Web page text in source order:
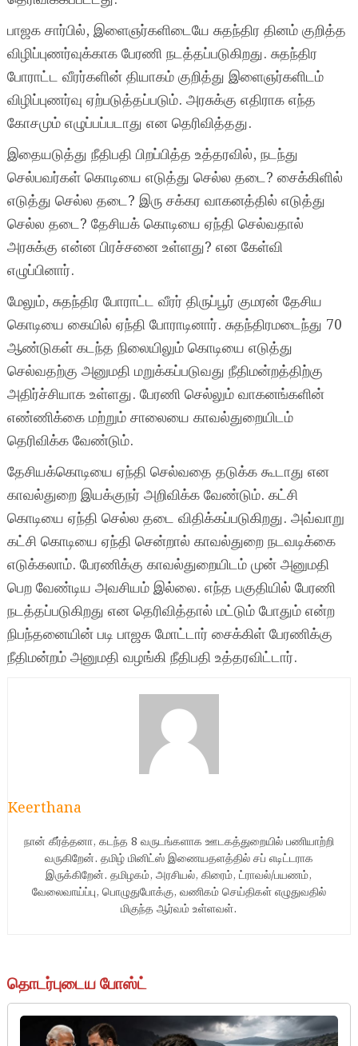
பாஜக சார்பில், இளைஞர்களிடையே சுதந்திர தினம் குறித்த
விழிப்புணர்வுக்காக பேரணி நடத்தப்படுகிறது. சுதந்திர
போராட்ட வீரர்களின் தியாகம் குறித்து இளைஞர்களிடம்
விழிப்புணர்வு ஏற்படுத்தப்படும். அரசுக்கு எதிராக எந்த
கோசமும் எழுப்பப்படாது என தெரிவித்தது.
இதையடுத்து நீதிபதி பிறப்பித்த உத்தரவில், நடந்து
செல்பவர்கள் கொடியை எடுத்து செல்ல தடை? சைக்கிளில்
எடுத்து செல்ல தடை? இரு சக்கர வாகனத்தில் எடுத்து
செல்ல தடை? தேசியக் கொடியை ஏந்தி செல்வதால்
அரசுக்கு என்ன பிரச்சனை உள்ளது? என கேள்வி
எழுப்பினார்.
மேலும், சுதந்திர போராட்ட வீரர் திருப்பூர் குமரன் தேசிய
கொடியை கையில் ஏந்தி போராடினார். சுதந்திரமடைந்து 70
ஆண்டுகள் கடந்த நிலையிலும் கொடியை எடுத்து
செல்வதற்கு அனுமதி மறுக்கப்படுவது நீதிமன்றத்திற்கு
அதிர்ச்சியாக உள்ளது. பேரணி செல்லும் வாகனங்களின்
எண்ணிக்கை மற்றும் சாலையை காவல்துறையிடம்
தெரிவிக்க வேண்டும்.
தேசியக்கொடியை ஏந்தி செல்வதை தடுக்க கூடாது என
காவல்துறை இயக்குநர் அறிவிக்க வேண்டும். கட்சி
கொடியை ஏந்தி செல்ல தடை விதிக்கப்படுகிறது. அவ்வாறு
கட்சி கொடியை ஏந்தி சென்றால் காவல்துறை நடவடிக்கை
எடுக்கலாம். பேரணிக்கு காவல்துறையிடம் முன் அனுமதி
பெற வேண்டிய அவசியம் இல்லை. எந்த பகுதியில் பேரணி
நடத்தப்படுகிறது என தெரிவித்தால் மட்டும் போதும் என்ற
நிபந்தனையின் படி பாஜக மோட்டார் சைக்கிள் பேரணிக்கு
நீதிமன்றம் அனுமதி வழங்கி நீதிபதி உத்தரவிட்டார்.
Keerthana
நான் கீர்த்தனா, கடந்த 8 வருடங்களாக ஊடகத்துறையில் பணியாற்றி
வருகிறேன். தமிழ் மினிட்ஸ் இணையதளத்தில் சப் எடிட்டராக
இருக்கிறேன். தமிழகம், அரசியல், கிரைம், ட்ராவல்/பயணம்,
வேலைவாய்ப்பு, பொழுதுபோக்கு, வணிகம் செய்திகள் எழுதுவதில்
மிகுந்த ஆர்வம் உள்ளவள்.
தொடர்புடைய போஸ்ட்